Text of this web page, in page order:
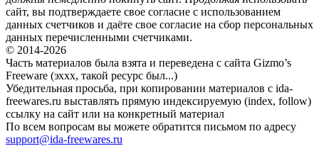
сайт, вы подтверждаете свое согласие с использованием
данных счетчиков и даёте свое согласие на сбор персональных
данных перечисленными счетчиками.
© 2014-2026
Часть материалов была взята и переведена с сайта Gizmo’s
Freeware (эххх, такой ресурс был...)
Убедительная просьба, при копировании материалов с ida-
freewares.ru выставлять прямую индексируемую (index, follow)
ссылку на сайт или на конкретный материал
По всем вопросам вы можете обратится письмом по адресу
support@ida-freewares.ru